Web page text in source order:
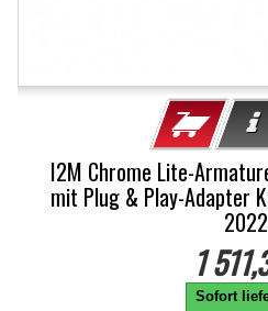
I2M Chrome Lite-
mit Plug & Play-Adapter
2022
1
Sofort